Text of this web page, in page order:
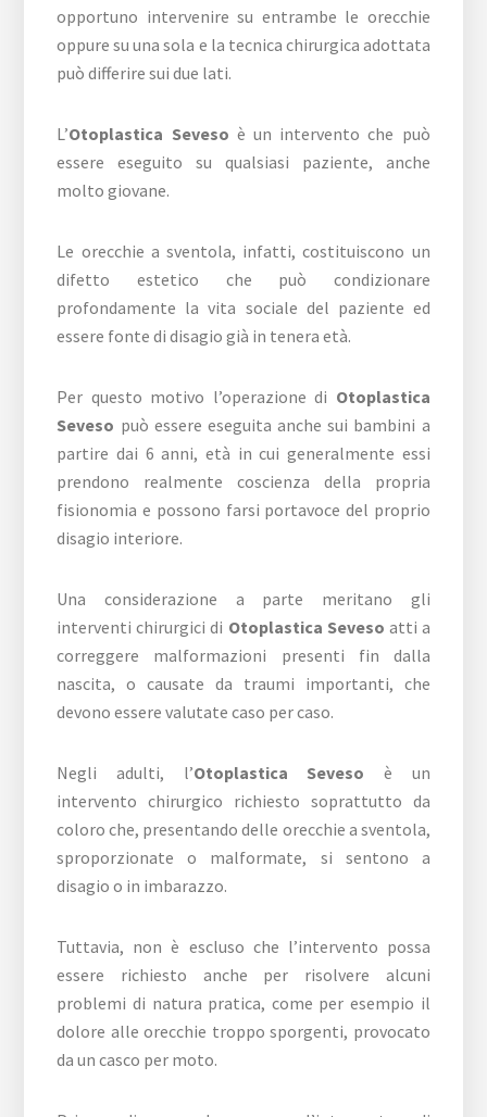
opportuno intervenire su entrambe le orecchie
oppure su una sola e la tecnica chirurgica adottata
può differire sui due lati.
L’Otoplastica Seveso è un intervento che può
essere eseguito su qualsiasi paziente, anche
molto giovane.
Le orecchie a sventola, infatti, costituiscono un
difetto estetico che può condizionare
profondamente la vita sociale del paziente ed
essere fonte di disagio già in tenera età.
Per questo motivo l’operazione di Otoplastica
Seveso può essere eseguita anche sui bambini a
partire dai 6 anni, età in cui generalmente essi
prendono realmente coscienza della propria
fisionomia e possono farsi portavoce del proprio
disagio interiore.
Una considerazione a parte meritano gli
interventi chirurgici di Otoplastica Seveso atti a
correggere malformazioni presenti fin dalla
nascita, o causate da traumi importanti, che
devono essere valutate caso per caso.
Negli adulti, l’Otoplastica Seveso è un
intervento chirurgico richiesto soprattutto da
coloro che, presentando delle orecchie a sventola,
sproporzionate o malformate, si sentono a
disagio o in imbarazzo.
Tuttavia, non è escluso che l’intervento possa
essere richiesto anche per risolvere alcuni
problemi di natura pratica, come per esempio il
dolore alle orecchie troppo sporgenti, provocato
da un casco per moto.